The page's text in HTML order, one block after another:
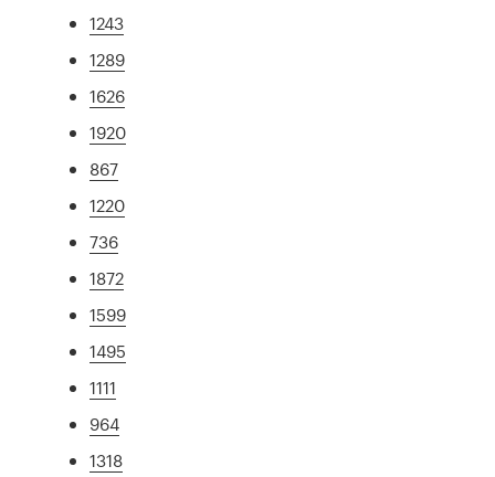
1243
1289
1626
1920
867
1220
736
1872
1599
1495
1111
964
1318